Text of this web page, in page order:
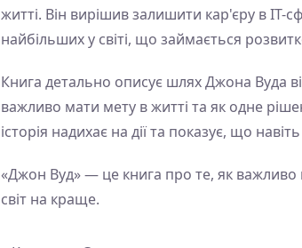
житті. Він вирішив залишити кар'єру в ІТ-
найбільших у світі, що займається
Книга детально описує шлях Джона Вуда
важливо мати мету в житті та як одне
історія надихає на дії та показує, що
«Джон Вуд» — це книга про те, як
світ на краще.